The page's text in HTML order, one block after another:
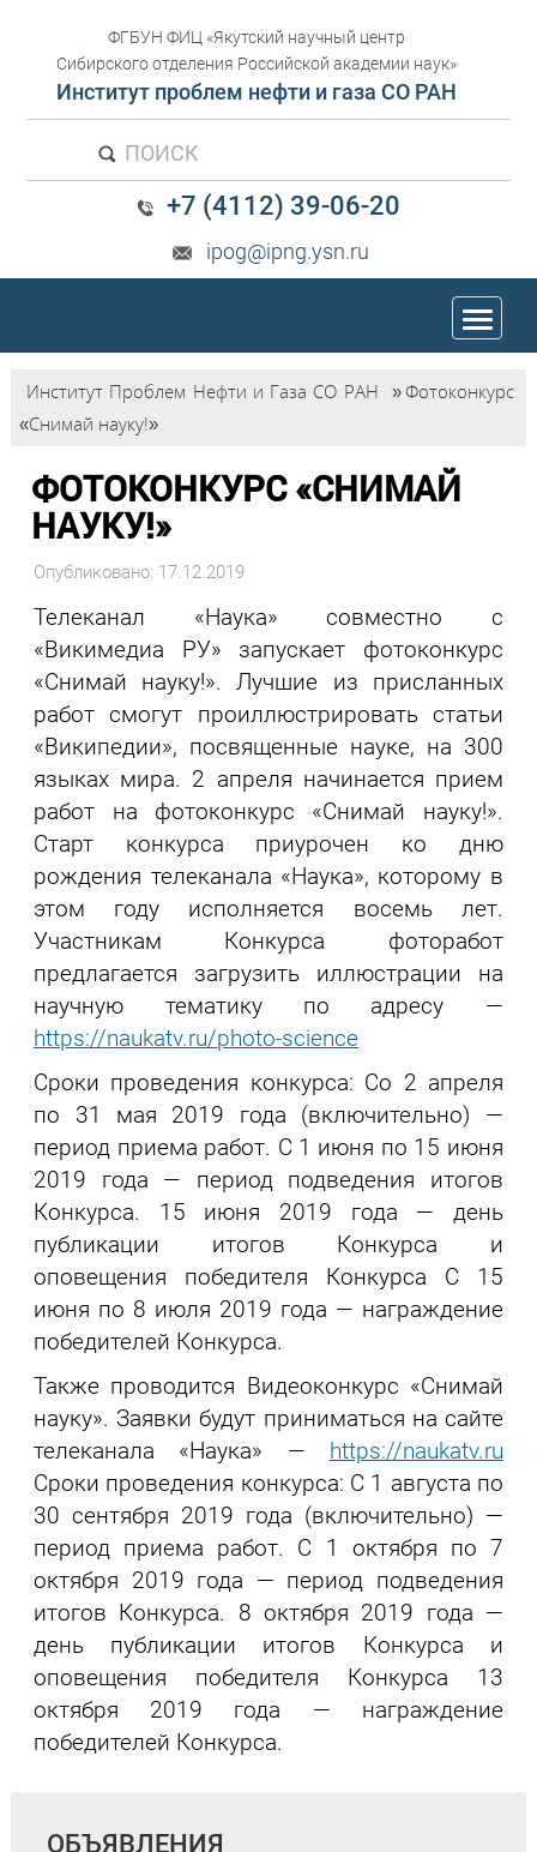
ФГБУН ФИЦ «Якутский научный центр
Сибирского отделения Российской академии наук»
Институт проблем нефти и газа СО РАН
ПОИСК
+7 (4112) 39-06-20
ipog@ipng.ysn.ru
trk
Институт Проблем Нефти и Газа СО РАН »Фотоконкурс
«Снимай науку!»
ФОТОКОНКУРС «СНИМАЙ
НАУКУ!»
Опубликовано: 17.12.2019
Телеканал «Наука» совместно с
«Викимедиа РУ» запускает фотоконкурс
«Снимай науку!». Лучшие из присланных
работ смогут проиллюстрировать статьи
«Википедии», посвященные науке, на 300
языках мира. 2 апреля начинается прием
работ на фотоконкурс «Снимай науку!».
Старт конкурса приурочен ко дню
рождения телеканала «Наука», которому в
этом году исполняется восемь лет.
Участникам Конкурса фоторабот
предлагается загрузить иллюстрации на
научную тематику по адресу —
https://naukatv.ru/photo-science
Сроки проведения конкурса: Со 2 апреля
по 31 мая 2019 года (включительно) —
период приема работ. С 1 июня по 15 июня
2019 года — период подведения итогов
Конкурса. 15 июня 2019 года — день
публикации итогов Конкурса и
оповещения победителя Конкурса С 15
июня по 8 июля 2019 года — награждение
победителей Конкурса.
Также проводится Видеоконкурс «Снимай
науку». Заявки будут приниматься на сайте
телеканала «Наука» — https://naukatv.ru
Сроки проведения конкурса: С 1 августа по
30 сентября 2019 года (включительно) —
период приема работ. С 1 октября по 7
октября 2019 года — период подведения
итогов Конкурса. 8 октября 2019 года —
день публикации итогов Конкурса и
оповещения победителя Конкурса 13
октября 2019 года — награждение
победителей Конкурса.
ОБЪЯВЛЕНИЯ